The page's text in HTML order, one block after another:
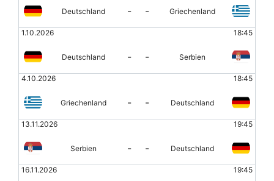
Deutschland - - Griechenland
1.10.2026 18:45
Deutschland - - Serbien
4.10.2026 18:45
Griechenland - - Deutschland
13.11.2026 19:45
Serbien - - Deutschland
16.11.2026 19:45